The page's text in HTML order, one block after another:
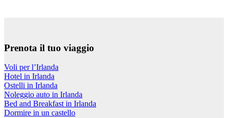
Prenota il tuo viaggio
Voli per l’Irlanda
Hotel in Irlanda
Ostelli in Irlanda
Noleggio auto in Irlanda
Bed and Breakfast in Irlanda
Dormire in un castello